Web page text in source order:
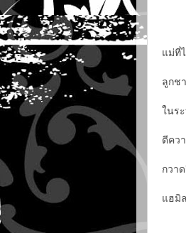
แม่ที่
ลูกช
ในร
ตีคว
กวา
แฮมิ